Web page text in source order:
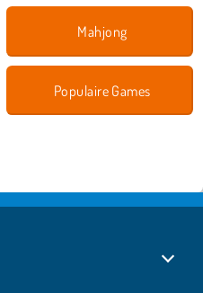
Mahjong
Populaire Games